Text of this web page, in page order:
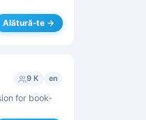
Alătură-te →
9 K en
for book-